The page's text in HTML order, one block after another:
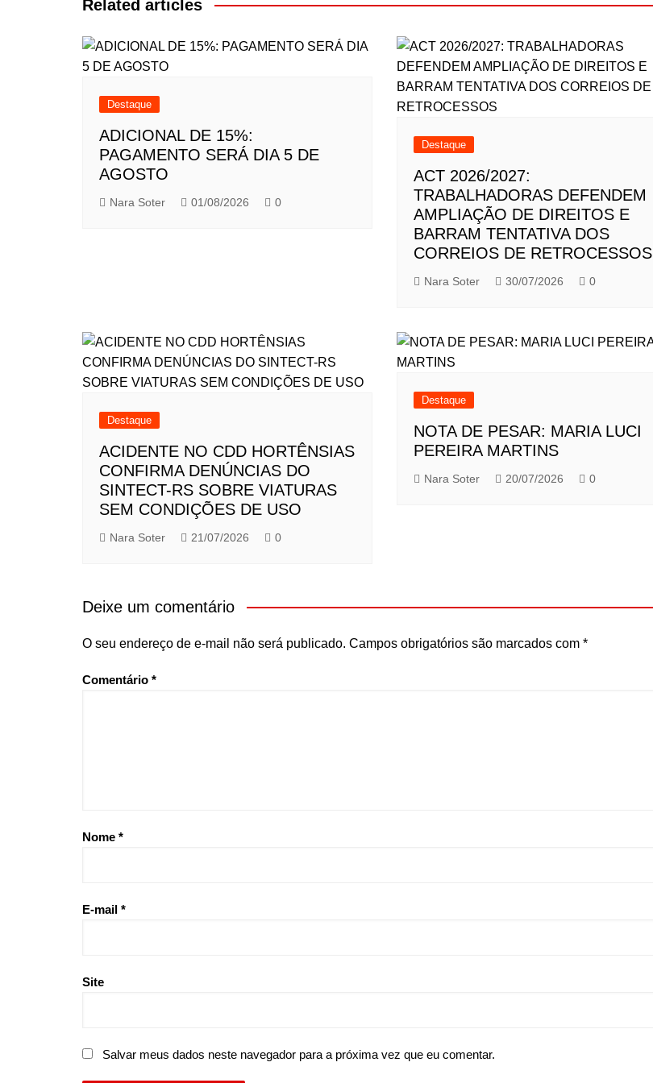
Related articles
Destaque
ADICIONAL DE 15%:
PAGAMENTO SERÁ DIA 5 DE
AGOSTO
Nara Soter 01/08/2026 0
Destaque
ACT 2026/2027:
TRABALHADORAS DEFENDEM
AMPLIAÇÃO DE DIREITOS E
BARRAM TENTATIVA DOS
CORREIOS DE RETROCESSOS
Nara Soter 30/07/2026 0
Destaque
ACIDENTE NO CDD HORTÊNSIAS
CONFIRMA DENÚNCIAS DO
SINTECT-RS SOBRE VIATURAS
SEM CONDIÇÕES DE USO
Nara Soter 21/07/2026 0
Destaque
NOTA DE PESAR: MARIA LUCI
PEREIRA MARTINS
Nara Soter 20/07/2026 0
Deixe um comentário
O seu endereço de e-mail não será publicado. Campos obrigatórios são marcados com *
Comentário *
Nome *
E-mail *
Site
Salvar meus dados neste navegador para a próxima vez que eu comentar.